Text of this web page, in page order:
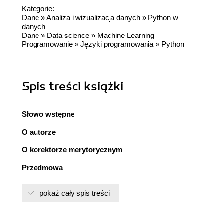
Kategorie:
Dane »Analiza i wizualizacja danych » Python w
danych
Dane » Data science » Machine Learning
Programowanie » Języki programowania» Python
Spis treści książki
Słowo wstępne
O autorze
O korektorze merytorycznym
Przedmowa
pokaż cały spis treści